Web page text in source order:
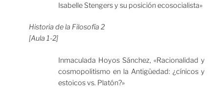
Isabelle Stengers y su posición ecosocialista»
Historia de la Filosofía 2
[Aula 1-2]
Inmaculada Hoyos Sánchez, «Racionalidad y
cosmopolitismo en la Antigüedad: ¿cínicos y
estoicos vs. Platón?»